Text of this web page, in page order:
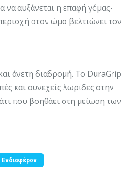
να αυξάνεται η επαφή γόμας-
στον ώμο βελτιώνει τον
άνετη διαδρομή. Το DuraGrip
και συνεχείς λωρίδες στην
που βοηθάει στη μείωση των
Ενδιαφέρον